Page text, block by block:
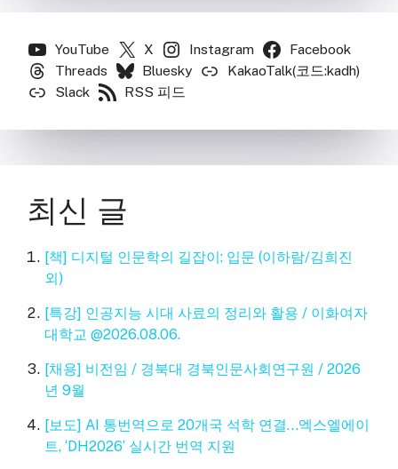
YouTube X Instagram
Facebook
Threads
Bluesky
KakaoTalk(코드:kadh)
Slack
RSS 피드
최신 글
[책] 디지털 인문학의 길잡이: 입문 (이하람/김희진
외)
[특강] 인공지능 시대 사료의 정리와 활용 / 이화여자
대학교 @2026.08.06.
[채용] 비전임 / 경북대 경북인문사회연구원 / 2026
년 9월
[보도] AI 통번역으로 20개국 석학 연결…엑스엘에이
트, ‘DH2026’ 실시간 번역 지원